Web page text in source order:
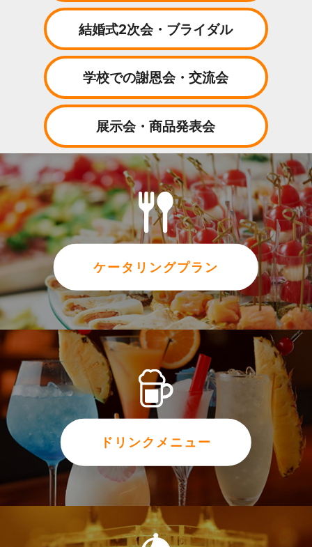
結婚式2次会・ブライダル
学校での謝恩会・交流会
展示会・商品発表会
ケータリングプラン
ドリンクメニュー